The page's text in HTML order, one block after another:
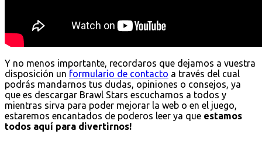
Y no menos importante, recordaros que dejamos a vuestra
disposición un formulario de contacto a través del cual
podrás mandarnos tus dudas, opiniones o consejos, ya
que es descargar Brawl Stars escuchamos a todos y
mientras sirva para poder mejorar la web o en el juego,
estaremos encantados de poderos leer ya que estamos
todos aquí para divertirnos!